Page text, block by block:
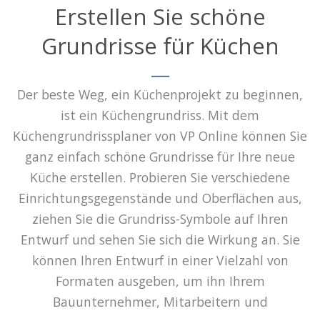
Erstellen Sie schöne
Grundrisse für Küchen
Der beste Weg, ein Küchenprojekt zu beginnen,
ist ein Küchengrundriss. Mit dem
Küchengrundrissplaner von VP Online können Sie
ganz einfach schöne Grundrisse für Ihre neue
Küche erstellen. Probieren Sie verschiedene
Einrichtungsgegenstände und Oberflächen aus,
ziehen Sie die Grundriss-Symbole auf Ihren
Entwurf und sehen Sie sich die Wirkung an. Sie
können Ihren Entwurf in einer Vielzahl von
Formaten ausgeben, um ihn Ihrem
Bauunternehmer, Mitarbeitern und